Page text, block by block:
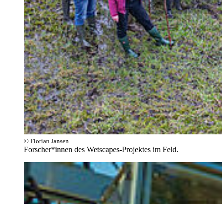
© Florian Jansen
Forscher*innen des Wetscapes-Projektes im Feld.